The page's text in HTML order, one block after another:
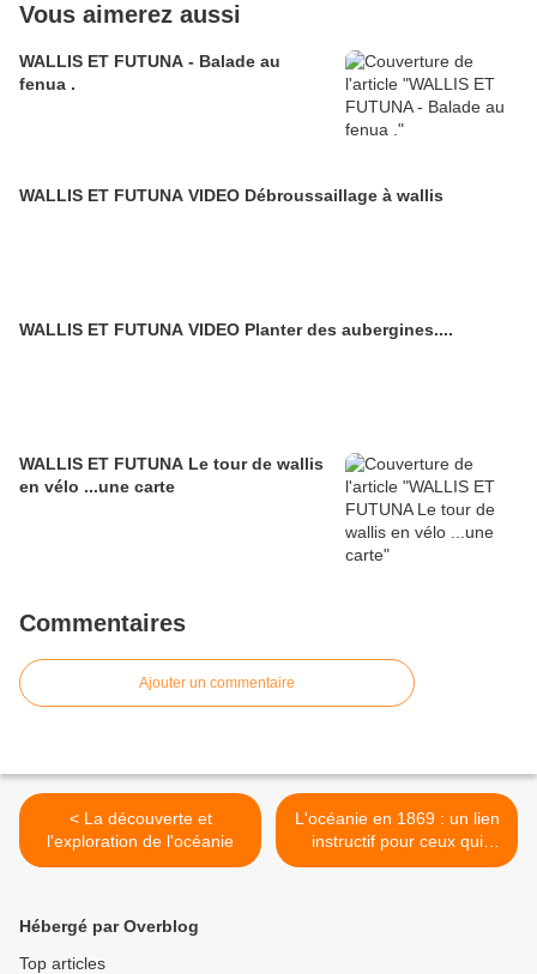
Vous aimerez aussi
WALLIS ET FUTUNA - Balade au
fenua .
WALLIS ET FUTUNA VIDEO Débroussaillage à wallis
WALLIS ET FUTUNA VIDEO Planter des aubergines....
WALLIS ET FUTUNA Le tour de wallis
en vélo ...une carte
Commentaires
Ajouter un commentaire
< La découverte et
l'exploration de l'océanie
L'océanie en 1869 : un lien
instructif pour ceux qui
veulent en savoir plus >
Hébergé par Overblog
Top articles